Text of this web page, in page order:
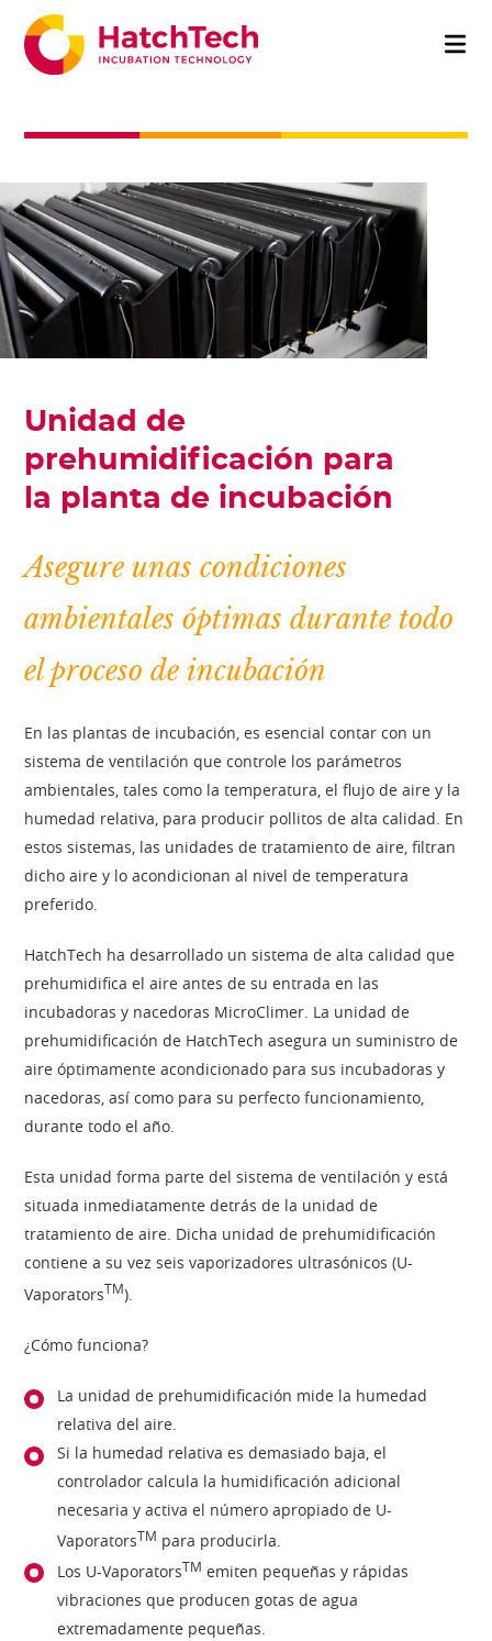
Unidad de
prehumidificación para
la planta de incubación
Asegure unas condiciones
ambientales óptimas durante todo
el proceso de incubación
En las plantas de incubación, es esencial contar con un
sistema de ventilación que controle los parámetros
ambientales, tales como la temperatura, el flujo de aire y la
humedad relativa, para producir pollitos de alta calidad. En
estos sistemas, las unidades de tratamiento de aire, filtran
dicho aire y lo acondicionan al nivel de temperatura
preferido.
HatchTech ha desarrollado un sistema de alta calidad que
prehumidifica el aire antes de su entrada en las
incubadoras y nacedoras MicroClimer. La unidad de
prehumidificación de HatchTech asegura un suministro de
aire óptimamente acondicionado para sus incubadoras y
nacedoras, así como para su perfecto funcionamiento,
durante todo el año.
Esta unidad forma parte del sistema de ventilación y está
situada inmediatamente detrás de la unidad de
tratamiento de aire. Dicha unidad de prehumidificación
contiene a su vez seis vaporizadores ultrasónicos (U-
VaporatorsTM).
¿Cómo funciona?
La unidad de prehumidificación mide la humedad
relativa del aire.
Si la humedad relativa es demasiado baja, el
controlador calcula la humidificación adicional
necesaria y activa el número apropiado de U-
VaporatorsTM para producirla.
Los U-VaporatorsTM emiten pequeñas y rápidas
vibraciones que producen gotas de agua
extremadamente pequeñas.